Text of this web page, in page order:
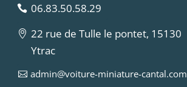
06.83.50.58.29
22 rue de Tulle le pontet, 15130
Ytrac
admin@voiture-miniature-cantal.com